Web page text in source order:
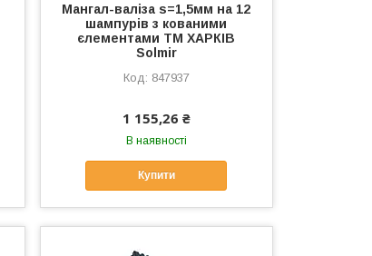
Мангал-валiза s=1,5мм на 12
шампурiв з кованими
єлементами ТМ ХАРКІВ
Solmir
847937
1 155,26 ₴
В наявності
Купити